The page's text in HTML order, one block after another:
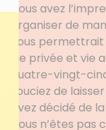
Vous avez
organiser de
vous
vie privée et vie
quatre-vingt-
souciez de
avez décidé de
Vous n’êtes